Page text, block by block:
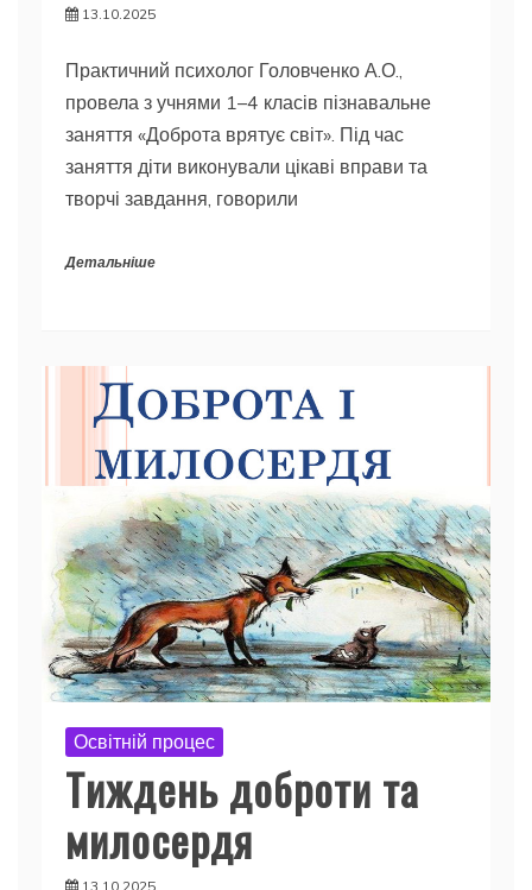
13.10.2025
Практичний психолог Головченко А.О.,
провела з учнями 1–4 класів пізнавальне
заняття «Доброта врятує світ». Під час
заняття діти виконували цікаві вправи та
творчі завдання, говорили
Детальніше
Освітній процес
Тиждень доброти та
милосердя
13.10.2025